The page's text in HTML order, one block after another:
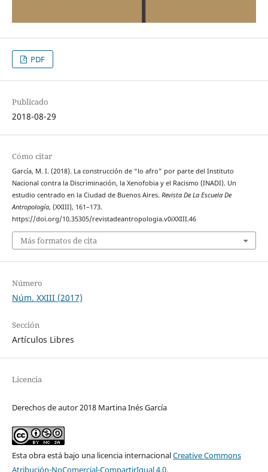
PDF
Publicado
2018-08-29
Cómo citar
García, M. I. (2018). La construcción de “lo afro” por parte del Instituto
Nacional contra la Discriminación, la Xenofobia y el Racismo (INADI). Un
estudio centrado en la Ciudad de Buenos Aires. Revista De La Escuela De
Antropología, (XXIII), 161–173.
https://doi.org/10.35305/revistadeantropologia.v0iXXIII.46
Más formatos de cita
Número
Núm. XXIII (2017)
Sección
Artículos Libres
Licencia
Derechos de autor 2018 Martina Inés García
Esta obra está bajo una licencia internacionalCreative Commons
Atribución-NoComercial-CompartirIgual 4.0.